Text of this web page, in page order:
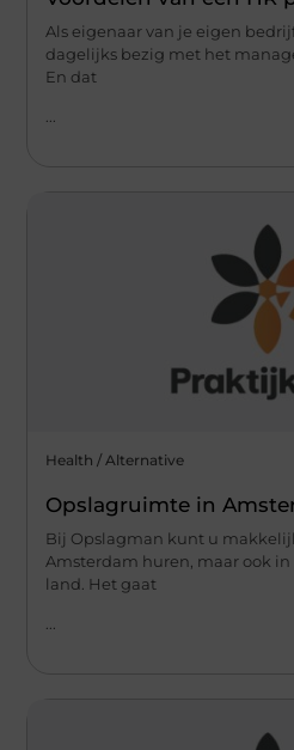
Als eigenaar van je eigen
dagelijks bezig met het
En dat
Health / Alternative
Opslagruimte in
Bij Opslagman kunt u
Amsterdam huren, maar ook
land. Het gaat
...